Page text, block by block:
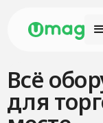
Всё
для